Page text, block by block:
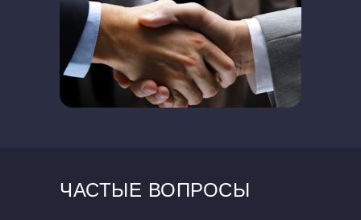
ЧАСТЫЕ ВОПРОСЫ